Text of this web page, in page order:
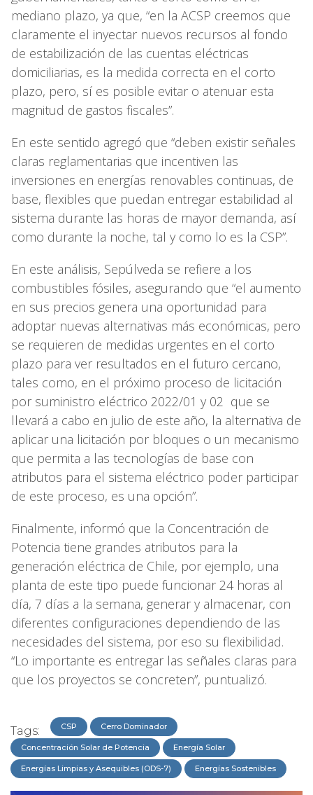
mediano plazo, ya que, “en la ACSP creemos que
claramente el inyectar nuevos recursos al fondo
de estabilización de las cuentas eléctricas
domiciliarias, es la medida correcta en el corto
plazo, pero, sí es posible evitar o atenuar esta
magnitud de gastos fiscales”.
En este sentido agregó que “deben existir señales
claras reglamentarias que incentiven las
inversiones en energías renovables continuas, de
base, flexibles que puedan entregar estabilidad al
sistema durante las horas de mayor demanda, así
como durante la noche, tal y como lo es la CSP”.
En este análisis, Sepúlveda se refiere a los
combustibles fósiles, asegurando que “el aumento
en sus precios genera una oportunidad para
adoptar nuevas alternativas más económicas, pero
se requieren de medidas urgentes en el corto
plazo para ver resultados en el futuro cercano,
tales como, en el próximo proceso de licitación
por suministro eléctrico 2022/01 y 02 que se
llevará a cabo en julio de este año, la alternativa de
aplicar una licitación por bloques o un mecanismo
que permita a las tecnologías de base con
atributos para el sistema eléctrico poder participar
de este proceso, es una opción”.
Finalmente, informó que la Concentración de
Potencia tiene grandes atributos para la
generación eléctrica de Chile, por ejemplo, una
planta de este tipo puede funcionar 24 horas al
día, 7 días a la semana, generar y almacenar, con
diferentes configuraciones dependiendo de las
necesidades del sistema, por eso su flexibilidad.
“Lo importante es entregar las señales claras para
que los proyectos se concreten”, puntualizó.
Tags: CSP Cerro Dominador
Concentración Solar de Potencia Energía Solar
Energías Limpias y Asequibles (ODS-7) Energías Sostenibles